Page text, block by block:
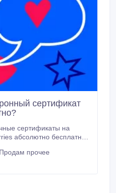
сертификат
сертификаты на
абсолютно бесплатно?
канале:
Продам прочее